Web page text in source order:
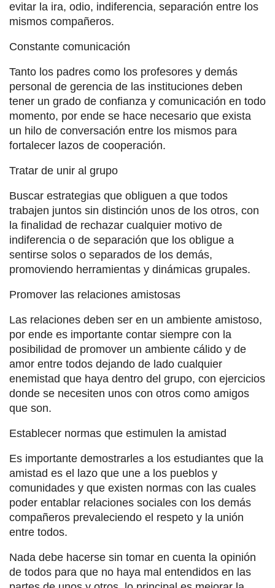
evitar la ira, odio, indiferencia, separación entre los
mismos compañeros.
Constante comunicación
Tanto los padres como los profesores y demás
personal de gerencia de las instituciones deben
tener un grado de confianza y comunicación en todo
momento, por ende se hace necesario que exista
un hilo de conversación entre los mismos para
fortalecer lazos de cooperación.
Tratar de unir al grupo
Buscar estrategias que obliguen a que todos
trabajen juntos sin distinción unos de los otros, con
la finalidad de rechazar cualquier motivo de
indiferencia o de separación que los obligue a
sentirse solos o separados de los demás,
promoviendo herramientas y dinámicas grupales.
Promover las relaciones amistosas
Las relaciones deben ser en un ambiente amistoso,
por ende es importante contar siempre con la
posibilidad de promover un ambiente cálido y de
amor entre todos dejando de lado cualquier
enemistad que haya dentro del grupo, con ejercicios
donde se necesiten unos con otros como amigos
que son.
Establecer normas que estimulen la amistad
Es importante demostrarles a los estudiantes que la
amistad es el lazo que une a los pueblos y
comunidades y que existen normas con las cuales
poder entablar relaciones sociales con los demás
compañeros prevaleciendo el respeto y la unión
entre todos.
Nada debe hacerse sin tomar en cuenta la opinión
de todos para que no haya mal entendidos en las